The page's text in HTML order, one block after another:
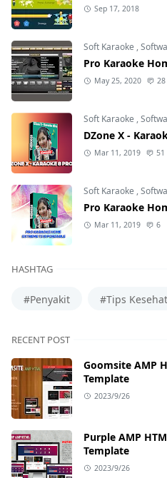
Sep 17, 2018
Soft Karaoke ,
Pro Karaoke
May 25, 2020 28
Soft Karaoke ,
DZone X -
Mar 11, 2019 51
Soft Karaoke ,
Pro Karaoke
Mar 11, 2019 6
HASHTAG
#Penyakit #Tips
RECENT POST
Goomsite AMP
Template
2023/9/26
Purple AMP
Template
2023/9/26